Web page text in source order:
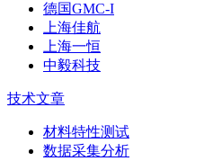
德国GMC-I
上海佳航
上海一恒
中毅科技
技术文章
材料特性测试
数据采集分析